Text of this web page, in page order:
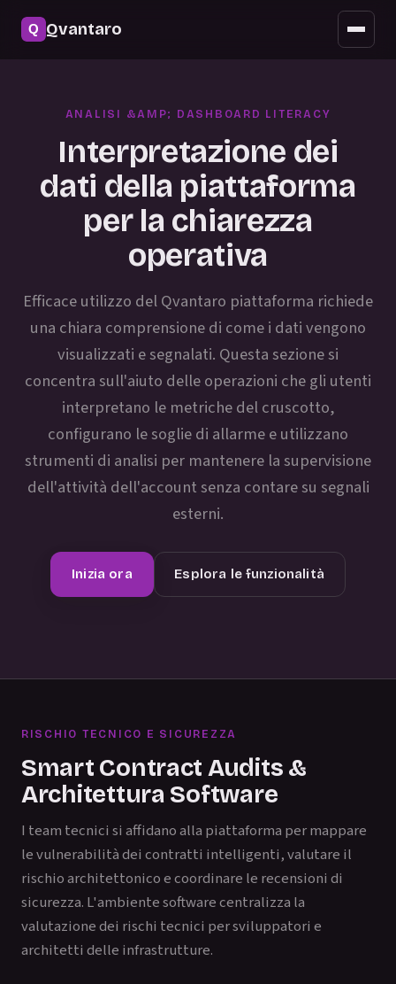
Qvantaro
Accesso mobile
ANALISI &AMP; DASHBOARD LITERACY
Interpretazione dei
dati della piattaforma
per la chiarezza
operativa
Efficace utilizzo del Qvantaro piattaforma richiede
una chiara comprensione di come i dati vengono
visualizzati e segnalati. Questa sezione si
concentra sull'aiuto delle operazioni che gli utenti
interpretano le metriche del cruscotto,
configurano le soglie di allarme e utilizzano
strumenti di analisi per mantenere la supervisione
dell'attività dell'account senza contare su segnali
esterni.
Inizia ora Esplora le funzionalità
RISCHIO TECNICO E SICUREZZA
Smart Contract Audits &
Architettura Software
I team tecnici si affidano alla piattaforma per mappare
le vulnerabilità dei contratti intelligenti, valutare il
rischio architettonico e coordinare le recensioni di
sicurezza. L'ambiente software centralizza la
valutazione dei rischi tecnici per sviluppatori e
architetti delle infrastrutture.